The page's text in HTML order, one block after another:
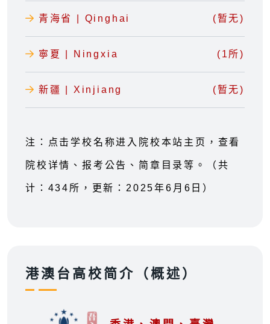
青海省 | Qinghai (暂无)
寧夏 | Ningxia (1所)
新疆 | Xinjiang (暂无)
注：点击学校名称进入院校本站主页，查看
院校详情、报考公告、简章目录等。（共
计：434所，更新：2025年6月6日）
港澳台高校简介（概述）